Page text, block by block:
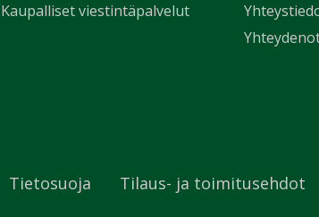
Kaupalliset viestintäpalvelut
Tietosuoja Tilaus- ja toimitusehdot